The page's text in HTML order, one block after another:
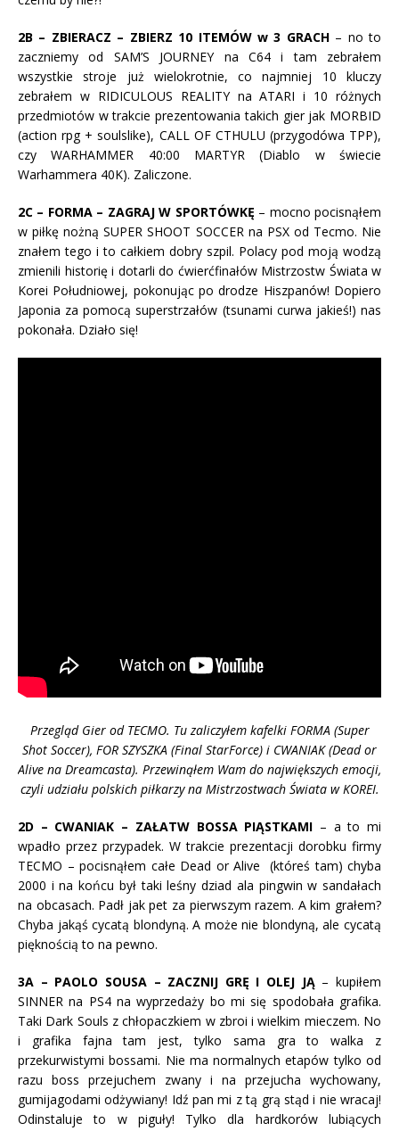
2B – ZBIERACZ – ZBIERZ 10 ITEMÓW w 3 GRACH– no to
zaczniemy od SAM’S JOURNEY na C64 i tam zebrałem
wszystkie stroje już wielokrotnie, co najmniej 10 kluczy
zebrałem w RIDICULOUS REALITY na ATARI i 10 różnych
przedmiotów w trakcie prezentowania takich gier jak MORBID
(action rpg + soulslike), CALL OF CTHULU (przygodówa TPP),
czy WARHAMMER 40:00 MARTYR (Diablo w świecie
Warhammera 40K). Zaliczone.
2C – FORMA – ZAGRAJ W SPORTÓWKĘ – mocno pocisnąłem
w piłkę nożną SUPER SHOOT SOCCER na PSX od Tecmo. Nie
znałem tego i to całkiem dobry szpil. Polacy pod moją wodzą
zmienili historię i dotarli do ćwierćfinałów Mistrzostw Świata w
Korei Południowej, pokonując po drodze Hiszpanów! Dopiero
Japonia za pomocą superstrzałów (tsunami curwa jakieś!) nas
pokonała. Działo się!
Przegląd Gier od TECMO. Tu zaliczyłem kafelki FORMA (Super
Shot Soccer), FOR SZYSZKA (Final StarForce) i CWANIAK (Dead or
Alive na Dreamcasta). Przewinąłem Wam do największych emocji,
czyli udziału polskich piłkarzy na Mistrzostwach Świata w KOREI.
2D – CWANIAK – ZAŁATW BOSSA PIĄSTKAMI – a to mi
wpadło przez przypadek. W trakcie prezentacji dorobku firmy
TECMO – pocisnąłem całe Dead or Alive (któreś tam) chyba
2000 i na końcu był taki leśny dziad ala pingwin w sandałach
na obcasach. Padł jak pet za pierwszym razem. A kim grałem?
Chyba jakąś cycatą blondyną. A może nie blondyną, ale cycatą
pięknością to na pewno.
3A – PAOLO SOUSA – ZACZNIJ GRĘ I OLEJ JĄ– kupiłem
SINNER na PS4 na wyprzedaży bo mi się spodobała grafika.
Taki Dark Souls z chłopaczkiem w zbroi i wielkim mieczem. No
i grafika fajna tam jest, tylko sama gra to walka z
przekurwistymi bossami. Nie ma normalnych etapów tylko od
razu boss przejuchem zwany i na przejucha wychowany,
gumijagodami odżywiany! Idź pan mi z tą grą stąd i nie wracaj!
Odinstaluje to w piguły! Tylko dla hardkorów lubiących